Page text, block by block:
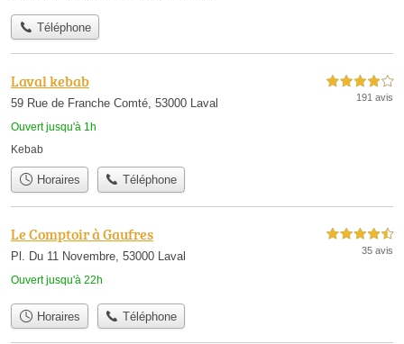
Téléphone
Laval kebab
59 Rue de Franche Comté, 53000 Laval
Ouvert jusqu'à 1h
4,0 étoiles sur 5
191 avis
Kebab
Horaires Téléphone
Le Comptoir à Gaufres
Pl. Du 11 Novembre, 53000 Laval
Ouvert jusqu'à 22h
4,5 étoiles sur 5
35 avis
Horaires Téléphone